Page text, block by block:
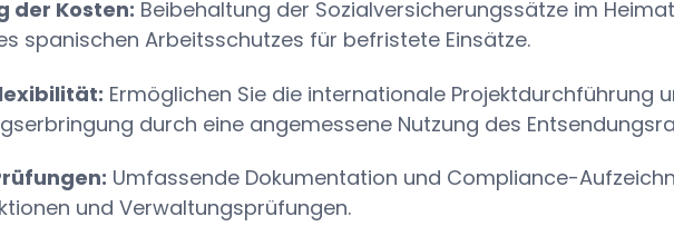
der Kosten: Beibehaltung der Sozialversicherungssätze im
spanischen Arbeitsschutzes für befristete Einsätze.
Ermöglichen Sie die internationale Projektdurchführung
durch eine angemessene Nutzung des
Umfassende Dokumentation und Compliance-
und Verwaltungsprüfungen.